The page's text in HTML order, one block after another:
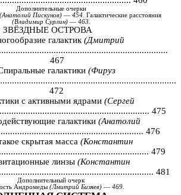
Дополнительные очерки
(Анатолий Пискунов) — 454. Галактические расстояния
(Владимир Сурлин)— 463.
ЗВЁЗДНЫЕ ОСТРОВА
галактик(Дмитрий
467
галактики(Фируз
472
с активными ядрами(Сергей
475
галактики(Анатолий
476
скрытая масса(Константин
479
линзы (Константин
481
Дополнительный очерк
Андромеды (Лмитрий Бизяев) — 469.